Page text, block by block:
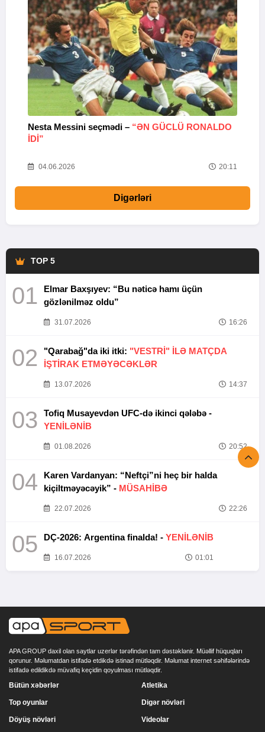
Nesta Messini seçmədi – “ƏN GÜCLÜ RONALDO
IDI”
04.06.2026 20:11
Digərləri
TOP 5
01
Elmar Baxşıyev: “Bu nəticə hamı üçün
gözlənilməz oldu”
31.07.2026 16:26
02 "Qarabağ"da iki itki: "VESTRİ" İLƏ MATÇDA
İŞTİRAK ETMƏYƏCƏKLƏR
13.07.2026 14:37
03
Tofiq Musayevdən UFC-də ikinci qələbə -
YENİLƏNİB
01.08.2026 20:52
04
Karen Vardanyan: “Neftçi”ni heç bir halda
kiçiltməyəcəyik” - MÜSAHİBƏ
22.07.2026 22:26
05 DÇ-2026: Argentina finalda! - YENİLƏNİB
16.07.2026 01:01
APA GROUP daxil olan saytlar uzerlər tərəfindən tam dəstəklənir. Müəllif hüquqları
qorunur. Məlumatdan istifadə etdikdə istinad mütləqdir. Məlumat internet səhifələrində
istifadə edildikdə müvafiq keçidin qoyulması mütləqdir.
Bütün xəbərlər
Top oyunlar
Döyüş növləri
Atletika
Digər növləri
Videolar